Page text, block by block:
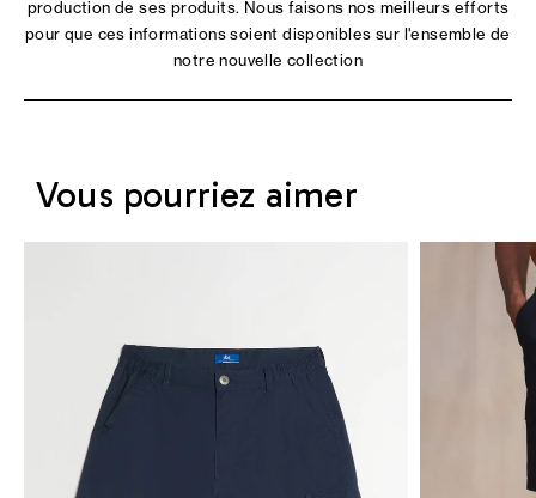
production de ses produits. Nous faisons nos meilleurs efforts
pour que ces informations soient disponibles sur l'ensemble de
notre nouvelle collection
Vous pourriez aimer